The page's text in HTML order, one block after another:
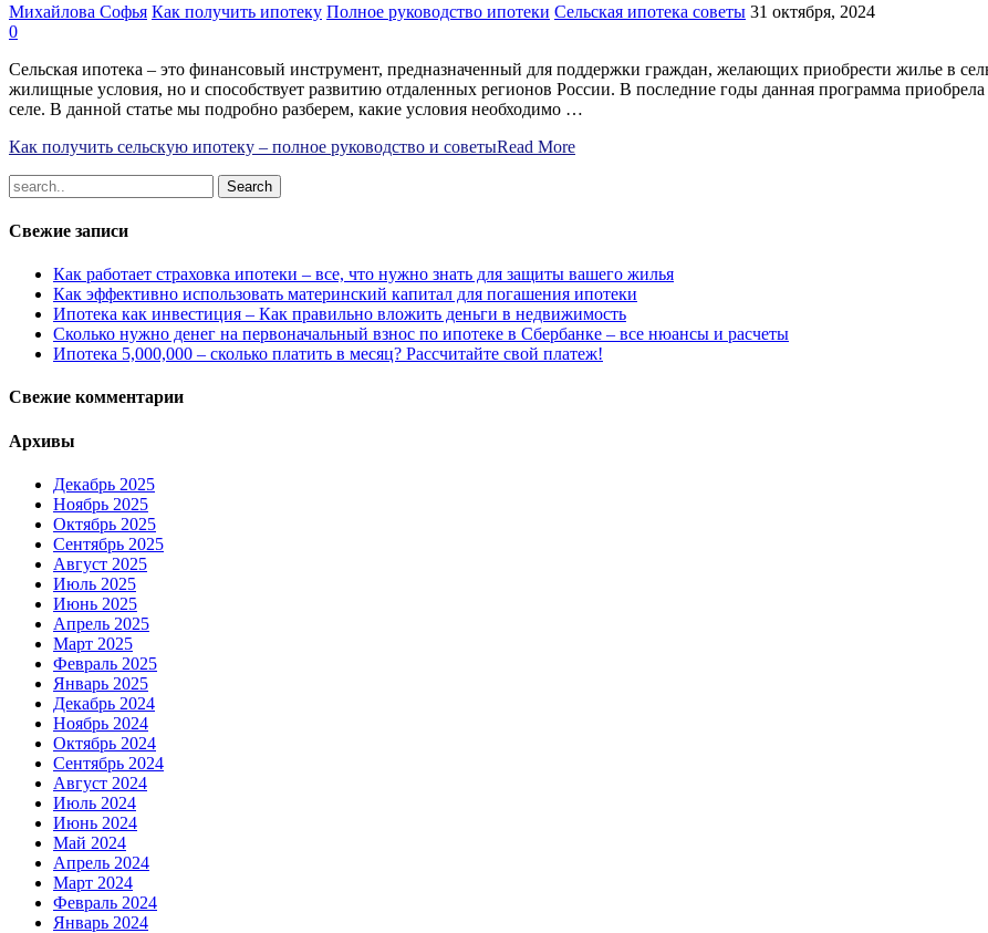
Михайлова Софья Как получить ипотеку Полное руководство ипотеки Сельская ипотека советы 31 октября, 2024
0
Сельская ипотека – это финансовый инструмент, предназначенный для поддержки граждан, желающих приобрести жилье в
жилищные условия, но и способствует развитию отдаленных регионов России. В последние годы данная программа
селе. В данной статье мы подробно разберем, какие условия необходимо …
Как получить сельскую ипотеку – полное руководство и советыRead More
Свежие записи
Как работает страховка ипотеки – все, что нужно знать для защиты вашего жилья
Как эффективно использовать материнский капитал для погашения ипотеки
Ипотека как инвестиция – Как правильно вложить деньги в недвижимость
Сколько нужно денег на первоначальный взнос по ипотеке в Сбербанке – все нюансы и расчеты
Ипотека 5,000,000 – сколько платить в месяц? Рассчитайте свой платеж!
Свежие комментарии
Архивы
Декабрь 2025
Ноябрь 2025
Октябрь 2025
Сентябрь 2025
Август 2025
Июль 2025
Июнь 2025
Апрель 2025
Март 2025
Февраль 2025
Январь 2025
Декабрь 2024
Ноябрь 2024
Октябрь 2024
Сентябрь 2024
Август 2024
Июль 2024
Июнь 2024
Май 2024
Апрель 2024
Март 2024
Февраль 2024
Январь 2024